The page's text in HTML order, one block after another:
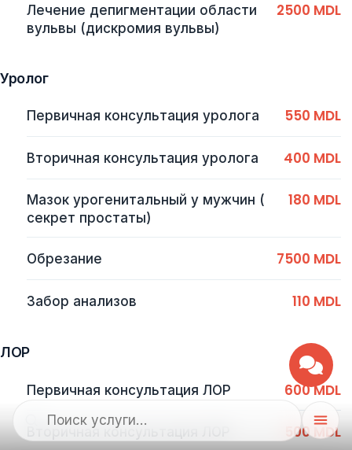
Лечение депигментации области
вульвы (дискромия вульвы)
2500 MDL
Уролог
Первичная консультация уролога 550 MDL
Вторичная консультация уролога 400 MDL
Мазок урогенитальный у мужчин (
секрет простаты)
180 MDL
Обрезание 7500 MDL
Забор анализов 110 MDL
ЛОР
Первичная консультация ЛОР 600 MDL
Вторичная консультация ЛОР 500 MDL